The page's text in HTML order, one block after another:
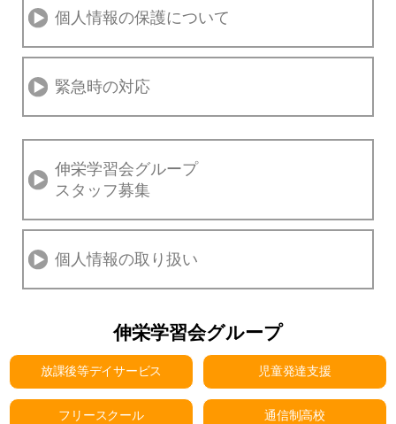
個人情報の保護について
緊急時の対応
伸栄学習会グループ
スタッフ募集
個人情報の取り扱い
伸栄学習会グループ
放課後等デイサービス 児童発達支援
フリースクール 通信制高校